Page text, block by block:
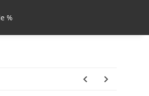
%